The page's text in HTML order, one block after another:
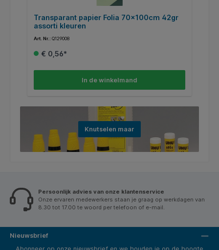
Transparant papier Folia 70x100cm 42gr
assorti kleuren
Art. Nr.: Q129008
€ 0,56*
In de winkelmand
Knutselen maar
Persoonlijk advies van onze klantenservice
Onze ervaren medewerkers staan je graag op werkdagen van
8.30 tot 17.00 te woord per telefoon of e-mail.
Nieuwsbrief